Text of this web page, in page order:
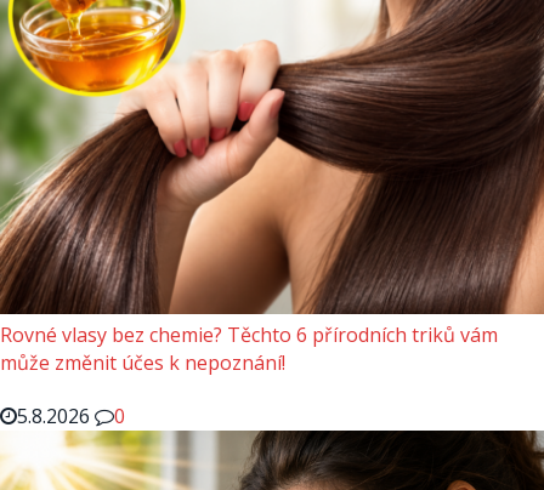
Rovné vlasy bez chemie? Těchto 6 přírodních triků vám
může změnit účes k nepoznání!
5.8.2026
0